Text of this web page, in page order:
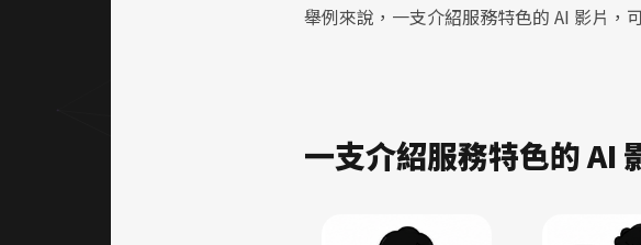
舉例來說，一支介紹服務特色的 AI 影片，
一支介紹服務特色的 AI